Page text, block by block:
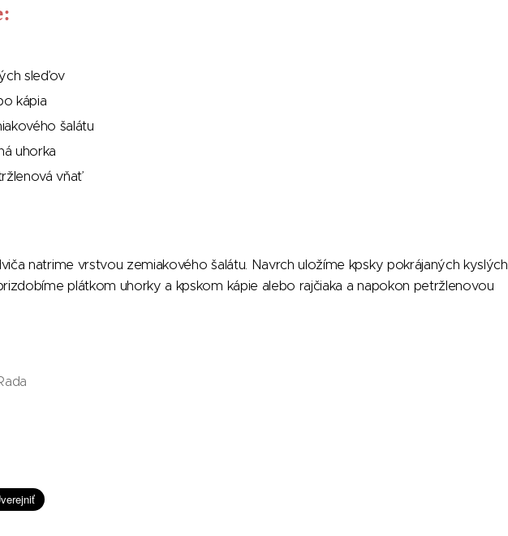
sleďov
kápia
šalátu
uhorka
vňať
natrime vrstvou zemiakového šalátu. Navrch uložíme kpsky pokrájaných kyslých
plátkom uhorky a kpskom kápie alebo rajčiaka a napokon petržlenovou